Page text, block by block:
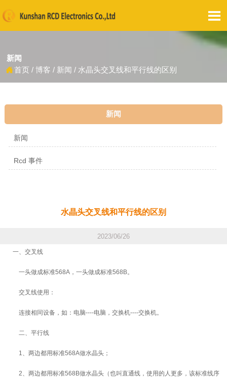

新闻
首页 / 博客 / 新闻 / 水晶头交叉线和平行线的区别
新闻
新闻
Rcd 事件
水晶头交叉线和平行线的区别
2023/06/26
一、交叉线
一头做成标准568A，一头做成标准568B。
交叉线使用：
连接相同设备，如：电脑----电脑，交换机----交换机。
二、平行线
1、两边都用标准568A做水晶头；
2、两边都用标准568B做水晶头（也叫直通线，使用的人更多，该标准线序